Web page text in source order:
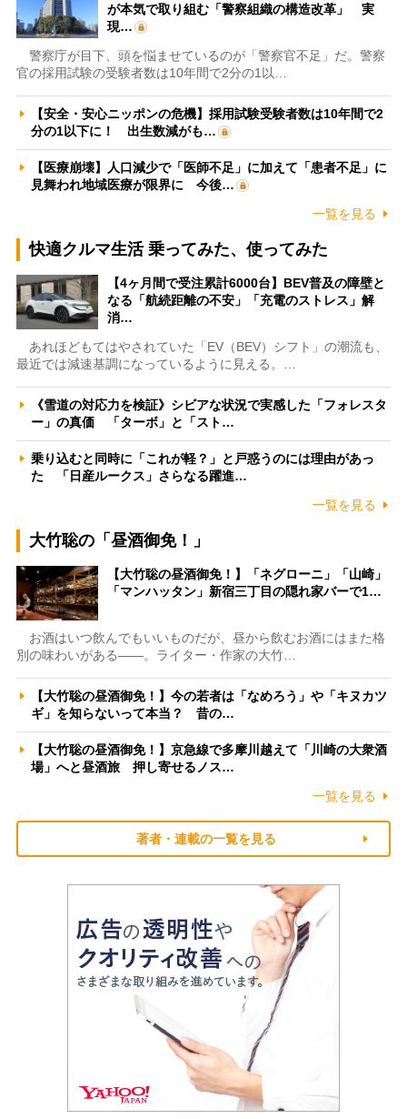
が本気で取り組む「警察組織の構造改革」 実
現…
警察庁が目下、頭を悩ませているのが「警察官不足」だ。警察
官の採用試験の受験者数は10年間で2分の1以…
【安全・安心ニッポンの危機】採用試験受験者数は10年間で2
分の1以下に！ 出生数減がも…
【医療崩壊】人口減少で「医師不足」に加えて「患者不足」に
見舞われ地域医療が限界に 今後…
一覧を見る
快適クルマ生活 乗ってみた、使ってみた
【4ヶ月間で受注累計6000台】BEV普及の障壁と
なる「航続距離の不安」「充電のストレス」解
消…
あれほどもてはやされていた「EV（BEV）シフト」の潮流も、
最近では減速基調になっているように見える。…
《雪道の対応力を検証》シビアな状況で実感した「フォレスタ
ー」の真価 「ターボ」と「スト…
乗り込むと同時に「これが軽？」と戸惑うのには理由があっ
た 「日産ルークス」さらなる躍進…
一覧を見る
大竹聡の「昼酒御免！」
【大竹聡の昼酒御免！】「ネグローニ」「山崎」
「マンハッタン」新宿三丁目の隠れ家バーで1…
お酒はいつ飲んでもいいものだが、昼から飲むお酒にはまた格
別の味わいがある――。ライター・作家の大竹…
【大竹聡の昼酒御免！】今の若者は「なめろう」や「キヌカツ
ギ」を知らないって本当？ 昔の…
【大竹聡の昼酒御免！】京急線で多摩川越えて「川崎の大衆酒
場」へと昼酒旅 押し寄せるノス…
一覧を見る
著者・連載の一覧を見る